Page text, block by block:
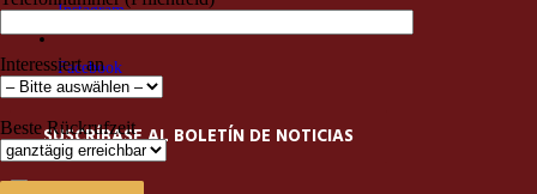
Interessiert an
Beste Rückrufzeit
Instagram
Facebook
SUSCRÍBASE AL BOLETÍN DE NOTICIAS